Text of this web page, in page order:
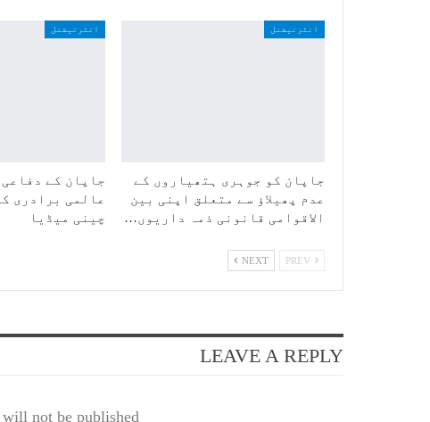
انٹرنیشنل
جاپان کو جوہری ہتھیاروں کے
عدم پھیلاؤ سے متعلق اپنی بین
الاقوامی قانونی ذمہ داریوں…
انٹرنیشنل
جاپان کے
عالمی برادری
چینی میڈیا
NEXT
LEAVE A REPLY
not be published.